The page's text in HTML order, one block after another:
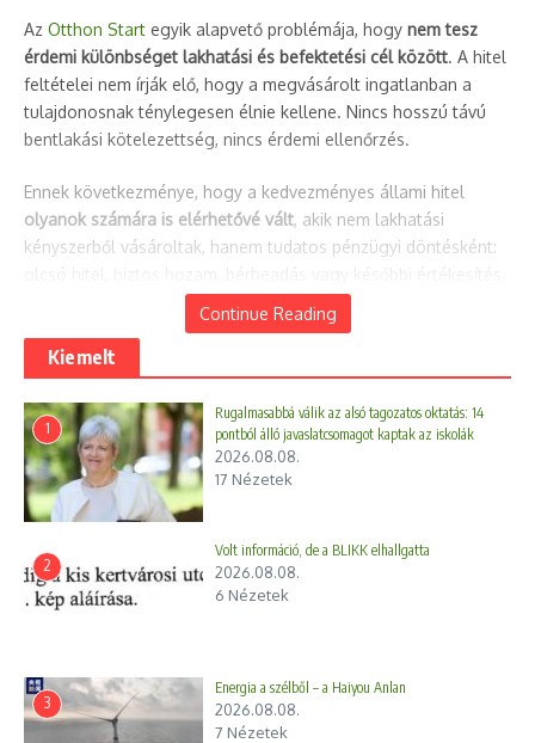
Az Otthon Start egyik alapvető problémája, hogy nem tesz
érdemi különbséget lakhatási és befektetési cél között. A hitel
feltételei nem írják elő, hogy a megvásárolt ingatlanban a
tulajdonosnak ténylegesen élnie kellene. Nincs hosszú távú
bentlakási kötelezettség, nincs érdemi ellenőrzés.
Ennek következménye, hogy a kedvezményes állami hitel
olyanok számára is elérhetővé vált, akik nem lakhatási
kényszerből vásároltak, hanem tudatos pénzügyi döntésként:
A becslések szerint a programmal vásárolt lakások
százaléka befektetői kézbe került
hanemstrukturális probléma.
Árfelhajtás állami pénzből
Amikor az állam mesterségesen olcsó hitelt enged rá egy szűk
kínálatú piacra, annakszinte törvényszerű következménye az
áremelkedés
. Az Otthon Start pontosan ezt tette.
Az eladók gyorsan alkalmazkodtak: a „támogatás-
támogatás jelentős része nem a vevőknél, hanem az eladóknál
landolt.
Continue Reading
Kiemelt
1
Rugalmasabbá válik az alsó tagozatos oktatás: 14
pontból álló javaslatcsomagot kaptak az iskolák
2026.08.08.
17 Nézetek
2
Volt információ, de a BLIKK elhallgatta
2026.08.08.
6 Nézetek
3
Energia a szélből – a Haiyou Anlan
2026.08.08.
7 Nézetek